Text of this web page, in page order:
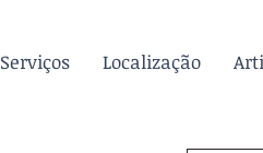
Serviços Localização